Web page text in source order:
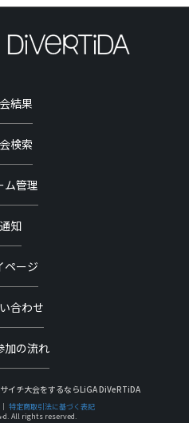
結果
検索
ム管理
通知
ページ
合わせ
加の流れ
イチ大会をするならLiGA DiVeRTiDA
特定商取引法に基づく表記
d. All rights reserved.